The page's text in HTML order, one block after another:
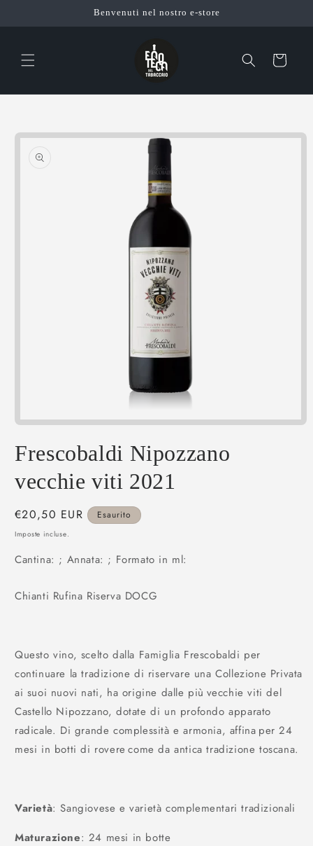
ai contenuti
Benvenuti nel nostro e-store
Carrello
informazioni
sul prodotto
Apri
multimediali
1
finestra
modale
Frescobaldi Nipozzano
vecchie viti 2021
Prezzo
di
€20,50 EUR Esaurito
Imposte incluse.
Cantina: ; Annata: ; Formato in ml:
Chianti Rufina Riserva DOCG
Questo vino, scelto dalla Famiglia Frescobaldi per
continuare la tradizione di riservare una Collezione Privata
ai suoi nuovi nati, ha origine dalle più vecchie viti del
Castello Nipozzano, dotate di un profondo apparato
radicale. Di grande complessità e armonia, affina per 24
mesi in botti di rovere come da antica tradizione toscana.
Varietà: Sangiovese e varietà complementari tradizionali
Maturazione: 24 mesi in botte